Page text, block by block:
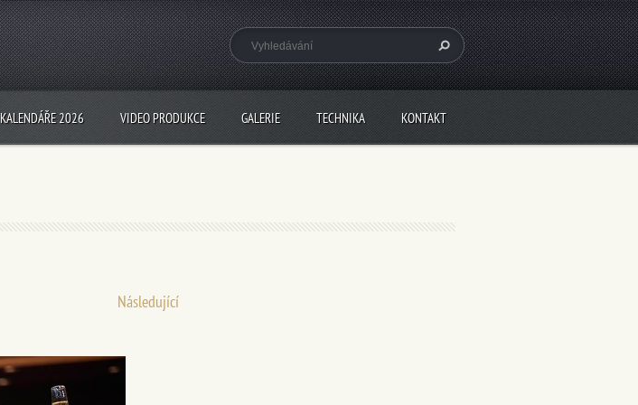
KALENDÁŘE 2026 VIDEO PRODUKCE GALERIE TECHNIKA KONTAKT
Následující